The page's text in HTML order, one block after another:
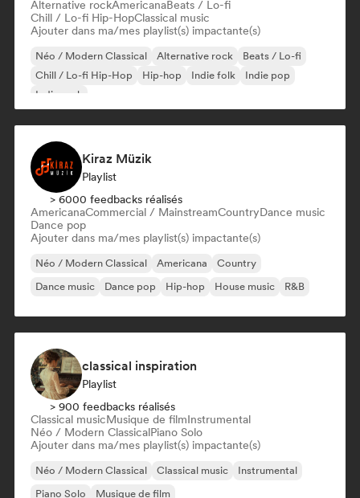
Alternative rockAmericanaBeats / Lo-fi
Chill / Lo-fi Hip-HopClassical music
Ajouter dans ma/mes playlist(s) impactante(s)
Néo / Modern Classical Alternative rock
Beats / Lo-fi
Chill / Lo-fi Hip-Hop
Hip-hop Indie folk
Indie pop
Indie rock
Kiraz Müzik
Playlist
> 6000 feedbacks réalisés
AmericanaCommercial / MainstreamCountryDance music
Dance pop
Ajouter dans ma/mes playlist(s) impactante(s)
Néo / Modern Classical Americana
Country
Dance music
Dance pop Hip-hop House music R&B
classical inspiration
Playlist
> 900 feedbacks réalisés
Classical musicMusique de filmInstrumental
Néo / Modern ClassicalPiano Solo
Ajouter dans ma/mes playlist(s) impactante(s)
Néo / Modern Classical Classical music
Instrumental
Piano Solo
Musique de film